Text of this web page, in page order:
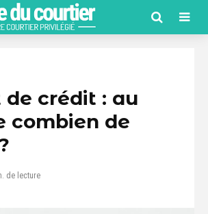
de crédit : au
combien de
de lecture